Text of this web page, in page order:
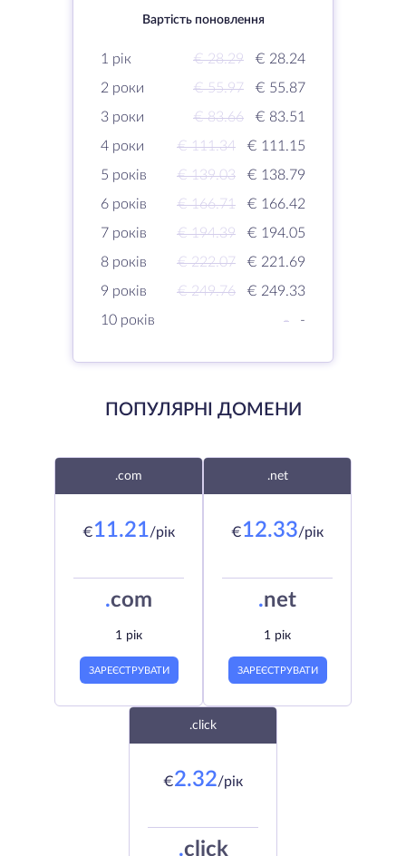
Вартість поновлення
1 рік € 28.29
€ 28.24
2 роки
€ 55.97
€ 55.87
3 роки
€ 83.66
€ 83.51
4 роки
€ 111.34
€ 111.15
5 років
€ 139.03
€ 138.79
6 років
€ 166.71
€ 166.42
7 років
€ 194.39
€ 194.05
8 років
€ 222.07
€ 221.69
9 років
€ 249.76
€ 249.33
10 років
- -
ПОПУЛЯРНІ ДОМЕНИ
.com
€11.21/рік
.com
1 рік
ЗАРЕЄСТРУВАТИ
.net
€12.33/рік
.net
1 рік
ЗАРЕЄСТРУВАТИ
.click
€2.32/рік
.click